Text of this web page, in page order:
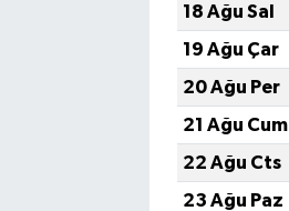
18 Ağu Sal
19 Ağu Çar
20 Ağu Per
21 Ağu Cum
22 Ağu Cts
23 Ağu Paz